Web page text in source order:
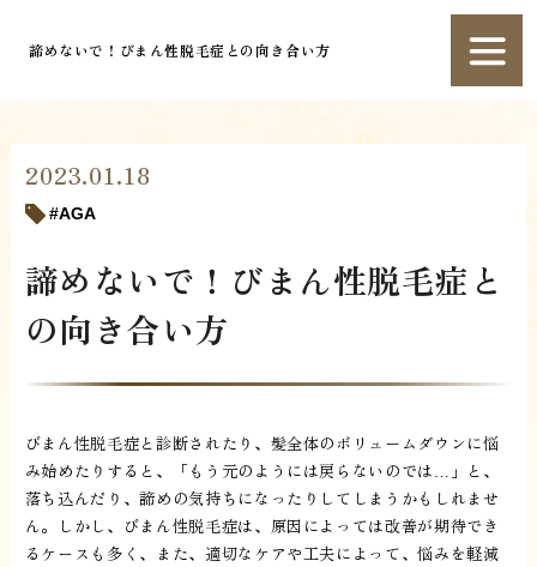
諦めないで！びまん性脱毛症との向き合い方
2023.01.18
AGA
諦めないで！びまん性脱毛症と
の向き合い方
びまん性脱毛症と診断されたり、髪全体のボリュームダウンに悩
み始めたりすると、「もう元のようには戻らないのでは…」と、
落ち込んだり、諦めの気持ちになったりしてしまうかもしれませ
ん。しかし、びまん性脱毛症は、原因によっては改善が期待でき
るケースも多く、また、適切なケアや工夫によって、悩みを軽減